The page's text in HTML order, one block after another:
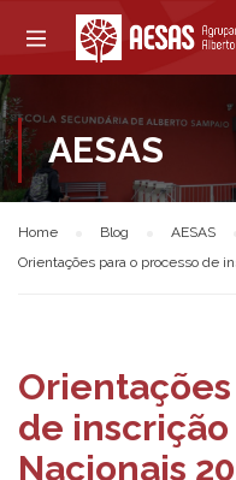
AESAS
Home Blog
AESAS
Orientações para o processo de
de inscrição
Nacionais